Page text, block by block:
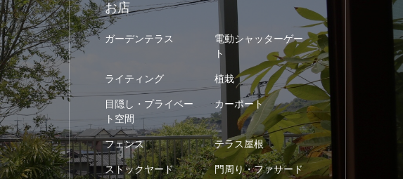
お店
ガーデンテラス
電動シャッターゲー
ト
ライティング 植栽
目隠し・プライベー
ト空間
カーポート
フェンス テラス屋根
ストックヤード 門周り・ファサード